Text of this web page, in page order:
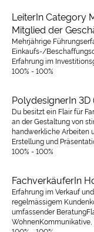
LeiterIn Category
Mitglied der
Mehrjährige
Einkaufs-/
Erfahrung im
100% - 100%
PolydesignerIn
Du besitzt ein Flair für
an der Gestaltung von
handwerkliche Arbeiten
Erstellung und
100% - 100%
FachverkäuferIn
Erfahrung im Verkauf
regelmässigem
umfassender